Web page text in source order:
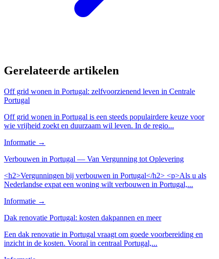
Gerelateerde artikelen
Off grid wonen in Portugal: zelfvoorzienend leven in Centrale
Portugal
Off grid wonen in Portugal is een steeds populairdere keuze voor
wie vrijheid zoekt en duurzaam wil leven. In de regio...
Informatie →
Verbouwen in Portugal — Van Vergunning tot Oplevering
<h2>Vergunningen bij verbouwen in Portugal</h2> <p>Als u als
Nederlandse expat een woning wilt verbouwen in Portugal,...
Informatie →
Dak renovatie Portugal: kosten dakpannen en meer
Een dak renovatie in Portugal vraagt om goede voorbereiding en
inzicht in de kosten. Vooral in centraal Portugal,...